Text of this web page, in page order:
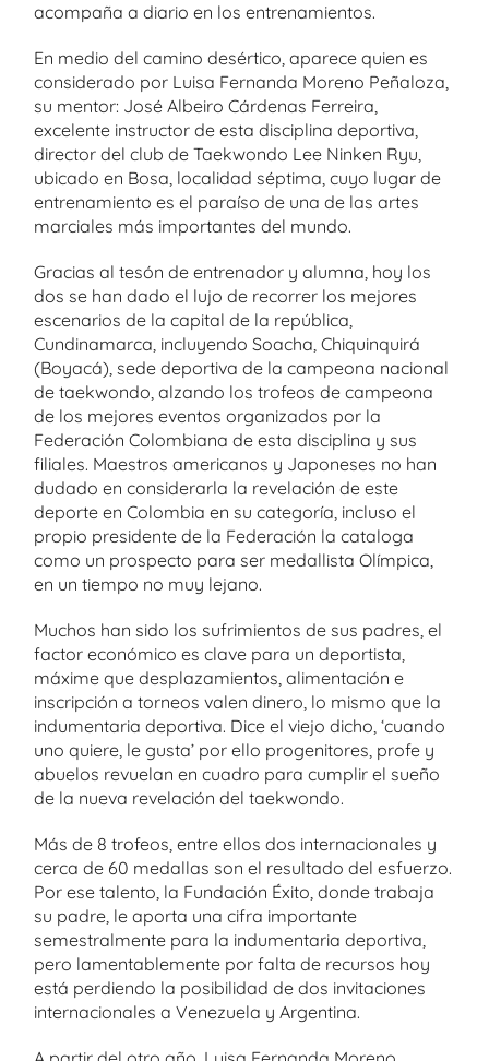
acompaña a diario en los entrenamientos.
En medio del camino desértico, aparece quien es
considerado por Luisa Fernanda Moreno Peñaloza,
su mentor: José Albeiro Cárdenas Ferreira,
excelente instructor de esta disciplina deportiva,
director del club de Taekwondo Lee Ninken Ryu,
ubicado en Bosa, localidad séptima, cuyo lugar de
entrenamiento es el paraíso de una de las artes
marciales más importantes del mundo.
Gracias al tesón de entrenador y alumna, hoy los
dos se han dado el lujo de recorrer los mejores
escenarios de la capital de la república,
Cundinamarca, incluyendo Soacha, Chiquinquirá
(Boyacá), sede deportiva de la campeona nacional
de taekwondo, alzando los trofeos de campeona
de los mejores eventos organizados por la
Federación Colombiana de esta disciplina y sus
filiales. Maestros americanos y Japoneses no han
dudado en considerarla la revelación de este
deporte en Colombia en su categoría, incluso el
propio presidente de la Federación la cataloga
como un prospecto para ser medallista Olímpica,
en un tiempo no muy lejano.
Muchos han sido los sufrimientos de sus padres, el
factor económico es clave para un deportista,
máxime que desplazamientos, alimentación e
inscripción a torneos valen dinero, lo mismo que la
indumentaria deportiva. Dice el viejo dicho, ‘cuando
uno quiere, le gusta’ por ello progenitores, profe y
abuelos revuelan en cuadro para cumplir el sueño
de la nueva revelación del taekwondo.
Más de 8 trofeos, entre ellos dos internacionales y
cerca de 60 medallas son el resultado del esfuerzo.
Por ese talento, la Fundación Éxito, donde trabaja
su padre, le aporta una cifra importante
semestralmente para la indumentaria deportiva,
pero lamentablemente por falta de recursos hoy
está perdiendo la posibilidad de dos invitaciones
internacionales a Venezuela y Argentina.